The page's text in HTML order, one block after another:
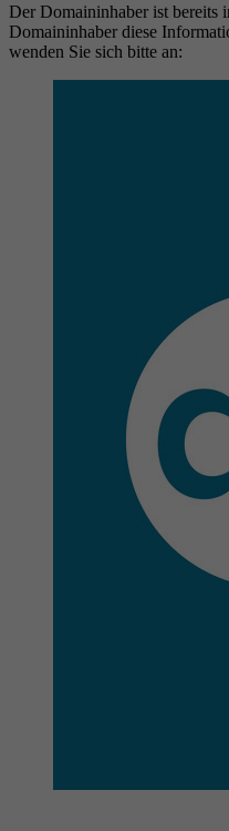
Der Domaininhaber ist bereits
Domaininhaber diese
wenden Sie sich bitte an: